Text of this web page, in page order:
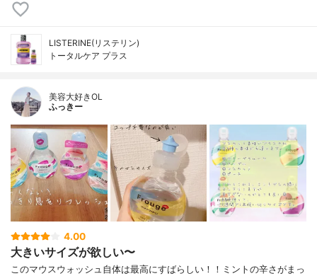
LISTERINE(リステリン)
トータルケア プラス
美容大好きOL
ふっきー
4.00
大きいサイズが欲しい〜
このマウスウォッシュ自体は最高にすばらしい！！ミントの辛さがまっ